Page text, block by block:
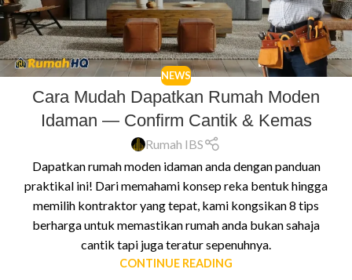
NEWS
Cara Mudah Dapatkan Rumah Moden
Idaman — Confirm Cantik & Kemas
Rumah IBS
Dapatkan rumah moden idaman anda dengan panduan
praktikal ini! Dari memahami konsep reka bentuk hingga
memilih kontraktor yang tepat, kami kongsikan 8 tips
berharga untuk memastikan rumah anda bukan sahaja
cantik tapi juga teratur sepenuhnya.
CONTINUE READING